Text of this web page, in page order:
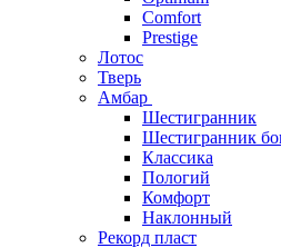
Comfort
Prestige
Лотос
Тверь
Амбар
Шестигранник
Шестигранник
Классика
Пологий
Комфорт
Наклонный
Рекорд пласт